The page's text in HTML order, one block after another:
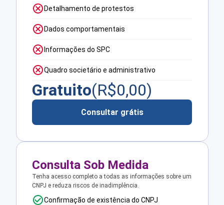
Detalhamento de protestos
Dados comportamentais
Informações do SPC
Quadro societário e administrativo
Gratuito(R$0,00)
Consultar grátis
Consulta Sob Medida
Tenha acesso completo a todas as informações sobre um
CNPJ e reduza riscos de inadimplência.
Confirmação de existência do CNPJ